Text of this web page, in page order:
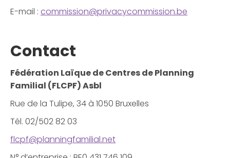
E-mail : commission@privacycommission.be
Contact
Fédération Laïque de Centres de Planning
Familial (FLCPF) Asbl
Rue de la Tulipe, 34 à 1050 Bruxelles
Tél. 02/502 82 03
flcpf@planningfamilial.net